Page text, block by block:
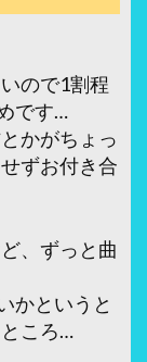
ので1割程
です…
かがちょっ
ずお付き合
、ずっと曲
かというと
ころ…